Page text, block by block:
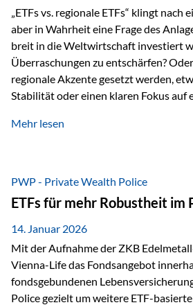
„ETFs vs. regionale ETFs“ klingt nach
aber in Wahrheit eine Frage des
breit in die Weltwirtschaft investiert
Überraschungen zu entschärfen?
regionale Akzente gesetzt werden,
Stabilität oder einen klaren Fokus auf
Wealth Police der Vienna-Life lassen
Risikostreuung, Inflationsrobustheit
Die Philosophiefrage: breit oder
bedeutet: Das Portfolio bildet die
breit ab, ohne die…
Mehr lesen
PWP - Private Wealth Police
ETFs für mehr Robustheit im
14. Januar 2026
Mit der Aufnahme der ZKB
Vienna-Life das Fondsangebot
fondsgebundenen
Police gezielt um weitere ETF-